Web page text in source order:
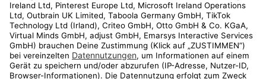
Kundenservice
Shop
Aktionen